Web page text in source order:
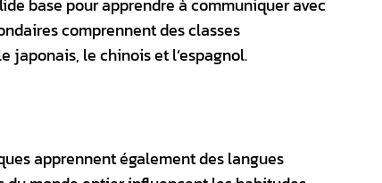
base pour apprendre à communiquer avec
comprennent des classes
japonais, le chinois et l’espagnol.
apprennent également des langues